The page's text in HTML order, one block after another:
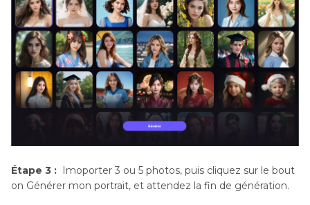
Étape 3 : Imoporter 3 ou 5 photos, puis cliquez sur le bout
on Générer mon portrait, et attendez la fin de génération.